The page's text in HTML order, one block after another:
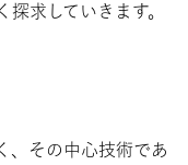
求していきます。
、その中心技術であ